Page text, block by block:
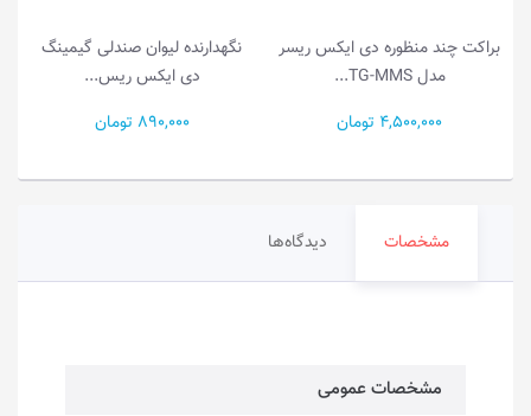
چند منظوره دی ایکس ریسر
4,500,000 تومان
نگهدارنده لیوان صندلی گیمینگ
دی ایکس ریس...
890,000 تومان
مشخصات دیدگاه‌ها
مشخصات عمومی